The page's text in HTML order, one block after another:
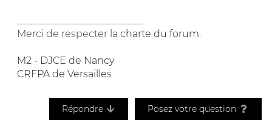
Merci de respecter la charte du forum
M2 - DJCE de Nancy
CRFPA de Versailles
Répondre Posez votre question